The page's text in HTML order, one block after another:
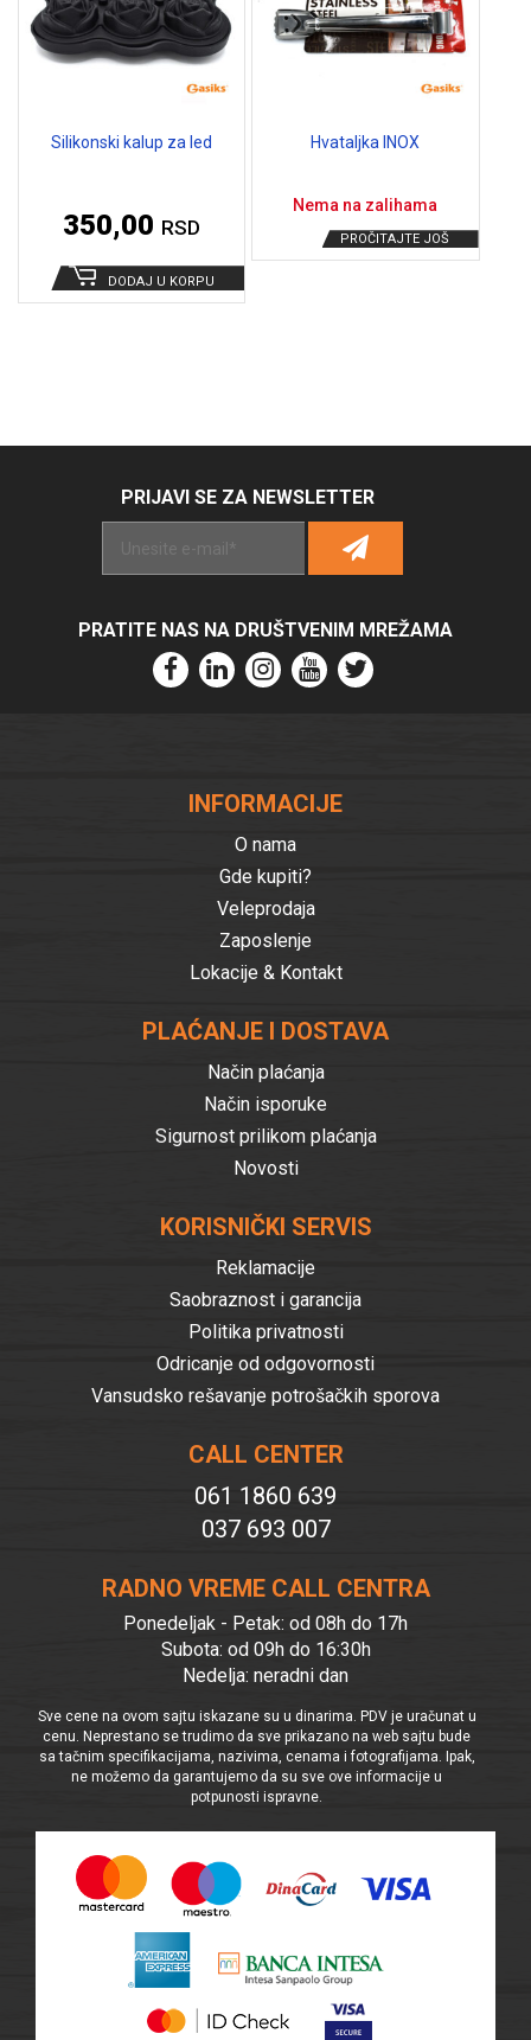
Silikonski kalup za led
350,00 RSD
DODAJ U KORPU
Hvataljka INOX
Nema na zalihama
PROČITAJTE JOŠ
PRIJAVI SE ZA NEWSLETTER
PRATITE NAS NA DRUŠTVENIM MREŽAMA
INFORMACIJE
O nama
Gde kupiti?
Veleprodaja
Zaposlenje
Lokacije & Kontakt
PLAĆANJE I DOSTAVA
Način plaćanja
Način isporuke
Sigurnost prilikom plaćanja
Novosti
KORISNIČKI SERVIS
Reklamacije
Saobraznost i garancija
Politika privatnosti
Odricanje od odgovornosti
Vansudsko rešavanje potrošačkih sporova
CALL CENTER
061 1860 639
037 693 007
RADNO VREME CALL CENTRA
Ponedeljak - Petak: od 08h do 17h
Subota: od 09h do 16:30h
Nedelja: neradni dan
Sve cene na ovom sajtu iskazane su u dinarima. PDV je uračunat u
cenu. Neprestano se trudimo da sve prikazano na web sajtu bude
sa tačnim specifikacijama, nazivima, cenama i fotografijama. Ipak,
ne možemo da garantujemo da su sve ove informacije u
potpunosti ispravne.